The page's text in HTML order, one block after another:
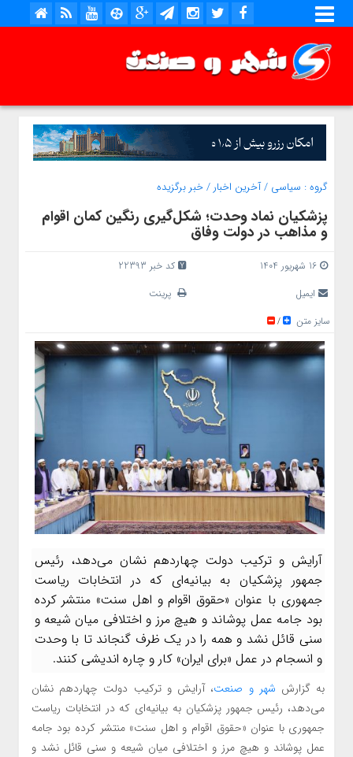
گروه : سیاسی /آخرین اخبار /خبر برگزیده
پزشکیان نماد وحدت؛ شکل‌گیری رنگین کمان اقوام
و مذاهب در دولت وفاق
16 شهریور 1404
کد خبر 22393
ایمیل
پرینت
سایز متن
/
آرایش و ترکیب دولت چهاردهم نشان می‌دهد، رئیس
جمهور پزشکیان به بیانیه‌ای که در انتخابات ریاست
جمهوری با عنوان «حقوق اقوام و اهل سنت» منتشر کرده
بود جامه عمل پوشاند و هیچ مرز و اختلافی میان شیعه و
سنی قائل نشد و همه را در یک ظرف گنجاند تا با وحدت
و انسجام در عمل «برای ایران» کار و چاره اندیشی کنند.
به گزارش شهر و صنعت، آرایش و ترکیب دولت چهاردهم نشان
می‌دهد، رئیس جمهور پزشکیان به بیانیه‌ای که در انتخابات ریاست
جمهوری با عنوان «حقوق اقوام و اهل سنت» منتشر کرده بود جامه
عمل پوشاند و هیچ مرز و اختلافی میان شیعه و سنی قائل نشد و